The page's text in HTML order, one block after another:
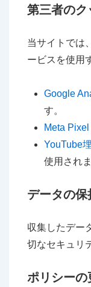
第三者のク
当サイトでは
ービスを使用
Google
す。
Meta Pixel
YouTube
使用されま
データの保
収集したデー
切なセキュリ
ポリシーの